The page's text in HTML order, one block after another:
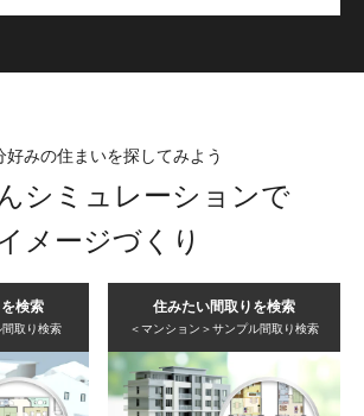
好みの住まいを探してみよう
シミュレーションで
メージづくり
検索
間取り検索
住みたい間取りを検索
＜マンション＞サンプル間取り検索